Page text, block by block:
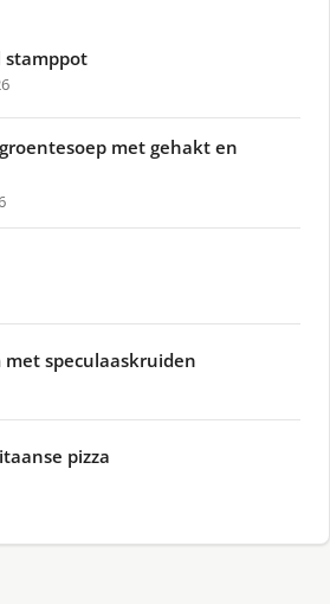
stamppot
met gehakt en
speculaaskruiden
pizza